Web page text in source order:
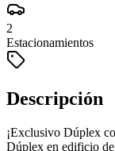
2
Estacionamientos
Descripción
¡Exclusivo Dúplex
Dúplex en edificio de